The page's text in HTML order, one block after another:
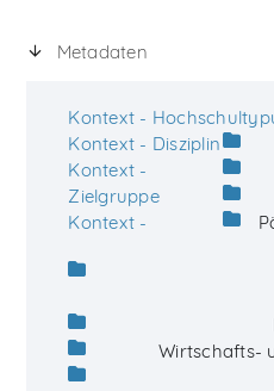
Metadaten
Kontext -
Kontext - Disziplin
Wirtschafts-
Kontext -
Zielgruppe
Kontext -